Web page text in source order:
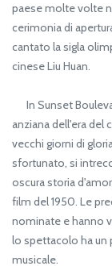
paese molte volte
cerimonia di
cantato la sigla
cinese Liu Huan.
In Sunset
anziana dell'era del
vecchi giorni di
sfortunato, si
oscura storia
film del 1950. Le
nominate e hanno
lo spettacolo ha un
musicale.